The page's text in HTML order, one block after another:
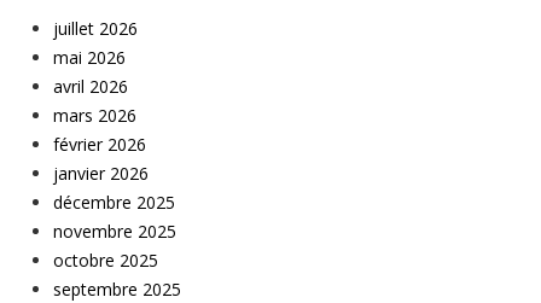
juillet 2026
mai 2026
avril 2026
mars 2026
février 2026
janvier 2026
décembre 2025
novembre 2025
octobre 2025
septembre 2025